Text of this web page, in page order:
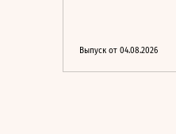
Выпуск от 04.08.2026